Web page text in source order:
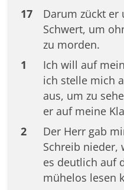
17
Darum zückt er
Schwert, um
zu morden.
1
Ich will auf
ich stelle mich
aus, um zu
er auf meine
2
Der Herr gab
Schreib nieder,
es deutlich auf
mühelos lesen